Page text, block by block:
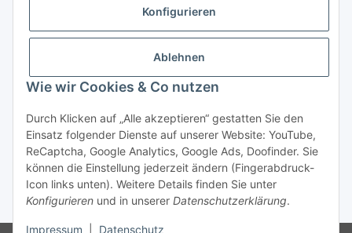
Konfigurieren
Ablehnen
Wie wir Cookies & Co nutzen
Durch Klicken auf „Alle akzeptieren“ gestatten Sie den
Einsatz folgender Dienste auf unserer Website: YouTube,
ReCaptcha, Google Analytics, Google Ads, Doofinder. Sie
können die Einstellung jederzeit ändern (Fingerabdruck-
Icon links unten). Weitere Details finden Sie unter
Konfigurieren und in unserer Datenschutzerklärung.
Impressum Datenschutz
Widerrufsbutton
* Alle Preise inkl. gesetzlicher USt., zzgl.Versand